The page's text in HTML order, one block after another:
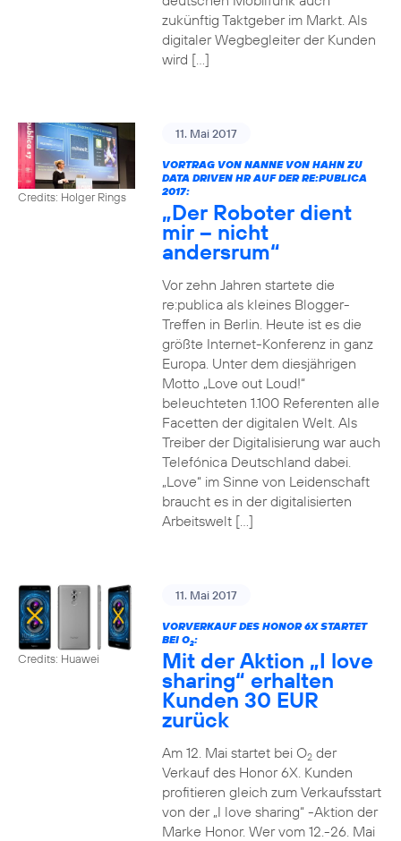
zukünftig Taktgeber im Markt. Als
digitaler Wegbegleiter der Kunden
wird […]
Credits: Holger Rings
11. Mai 2017
VORTRAG VON NANNE VON HAHN ZU
DATA DRIVEN HR AUF DER RE:PUBLICA
2017:
„Der Roboter dient
mir – nicht
andersrum“
Vor zehn Jahren startete die
re:publica als kleines Blogger-
Treffen in Berlin. Heute ist es die
größte Internet-Konferenz in ganz
Europa. Unter dem diesjährigen
Motto „Love out Loud!“
beleuchteten 1.100 Referenten alle
Facetten der digitalen Welt. Als
Treiber der Digitalisierung war auch
Telefónica Deutschland dabei.
„Love“ im Sinne von Leidenschaft
braucht es in der digitalisierten
Arbeitswelt […]
Credits: Huawei
11. Mai 2017
VORVERKAUF DES HONOR 6X STARTET
BEI O2:
Mit der Aktion „I love
sharing“ erhalten
Kunden 30 EUR
zurück
Am 12. Mai startet bei O2der
Verkauf des Honor 6X. Kunden
profitieren gleich zum Verkaufsstart
von der „I love sharing“ -Aktion der
Marke Honor. Wer vom 12.-26. Mai